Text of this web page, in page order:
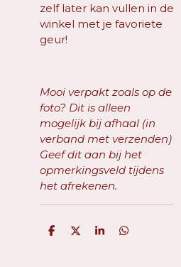
zelf later kan vullen in de
winkel met je favoriete
geur!
Mooi verpakt zoals op de
foto? Dit is alleen
mogelijk bij afhaal (in
verband met verzenden)
Geef dit aan bij het
opmerkingsveld tijdens
het afrekenen.
D
D
S
D